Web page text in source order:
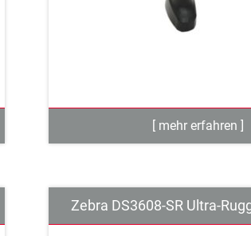
Zebra DS3608-SR Ultra-